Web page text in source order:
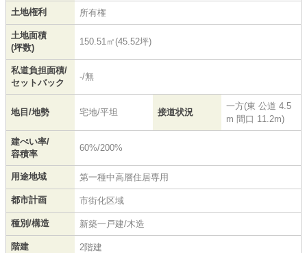
土地権利 所有権
土地面積
(坪数)
150.51㎡(45.52坪)
私道負担面積/
セットバック
-/無
地目/地勢 宅地/平坦 接道状況
一方(東 公道 4.5
m 間口 11.2m)
建ぺい率/
容積率
60%/200%
用途地域 第一種中高層住居専用
都市計画 市街化区域
種別/構造 新築一戸建/木造
階建 2階建